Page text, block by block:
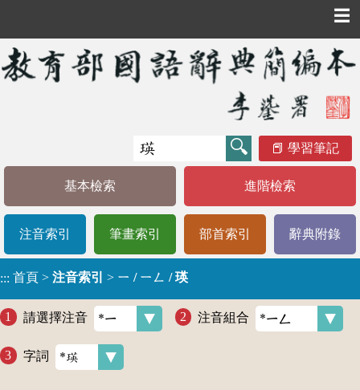
☰
學習筆記
基本檢索 進階檢索
注音索引 筆畫索引 部首索引 辭典附錄
::: 首頁 > 注音索引 > ㄧ / ㄧㄥ / 瑛
請選擇注音 注音組合
字詞